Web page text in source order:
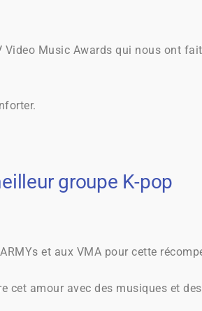
Music Awards qui nous ont
groupe K-pop
et aux VMA pour cette
cet amour avec des musiques et